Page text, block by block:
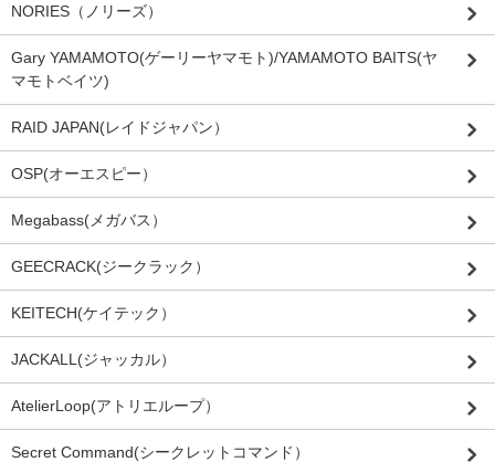
NORIES（ノリーズ）
Gary YAMAMOTO(ゲーリーヤマモト)/YAMAMOTO BAITS(ヤ
マモトベイツ)
RAID JAPAN(レイドジャパン）
OSP(オーエスピー）
Megabass(メガバス）
GEECRACK(ジークラック）
KEITECH(ケイテック）
JACKALL(ジャッカル）
AtelierLoop(アトリエループ）
Secret Command(シークレットコマンド）